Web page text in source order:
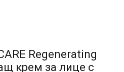
Regenerating
крем за лице с